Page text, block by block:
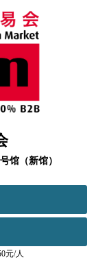
馆（新馆）
元/人